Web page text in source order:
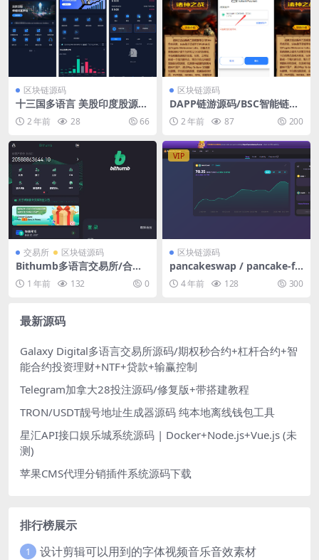
区块链源码
十三国多语言 美股印度股源码
综合交易所 前端uniapp纯源
码+后端Java纯源码
2 年前 28 66
区块链源码
DAPP链游源码/BSC智能链元
宇宙/NFT理财/后端PHP+前端
Uinapp源码
2 年前 87 200
交易所 区块链源码
Bithumb多语言交易所/合约
交易+期权交易+币币交易+申
购+跟单+风控/前端编译后
1 年前 132 0
VIP
区块链源码
pancakeswap / pancake-fr
ontend开源社区SWAP交易
区块链 煎饼交易
4 年前 128 300
最新源码
Galaxy Digital多语言交易所源码/期权秒合约+杠杆合约+智
能合约投资理财+NTF+贷款+输赢控制
Telegram加拿大28投注源码/修复版+带搭建教程
TRON/USDT靓号地址生成器源码 纯本地离线钱包工具
星汇API接口娱乐城系统源码 | Docker+Node.js+Vue.js (未
测)
苹果CMS代理分销插件系统源码下载
排行榜展示
1 设计剪辑可以用到的字体视频音乐音效素材